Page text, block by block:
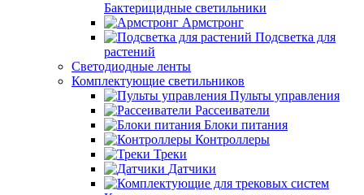
Бактерицидные светильники
Армстронг
Подсветка для
растений
Светодиодные ленты
Комплектующие светильников
Пульты управления
Рассеиватели
Блоки питания
Контроллеры
Треки
Датчики